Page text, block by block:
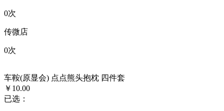
0次
传微店
0次
车鞍(原显会) 点点熊头抱枕 四件套
￥10.00
已选：